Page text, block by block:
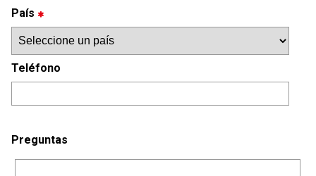
País
Teléfono
Preguntas